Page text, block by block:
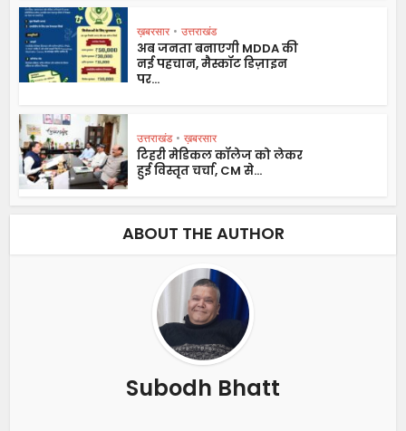
ख़बरसार • उत्तराखंड
अब जनता बनाएगी MDDA की
नई पहचान, मैस्कॉट डिज़ाइन
पर...
उत्तराखंड • ख़बरसार
टिहरी मेडिकल कॉलेज को लेकर
हुई विस्तृत चर्चा, CM से...
ABOUT THE AUTHOR
Subodh Bhatt